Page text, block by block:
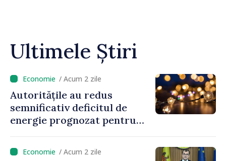
Ultimele Știri
/ Acum 2 zile
Autoritățile au redus
semnificativ deficitul de
energie prognozat pentru
/ Acum 2 zile